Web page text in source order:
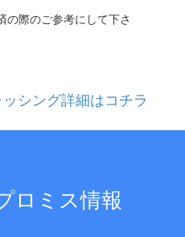
の際のご参考にして下さ
シング詳細はコチラ
ロミス情報